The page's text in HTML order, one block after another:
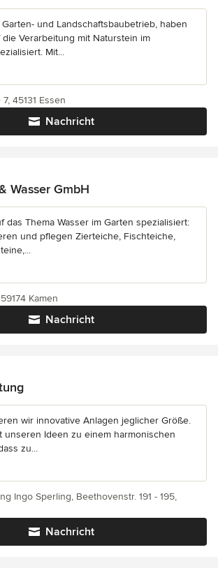
und Landschaftsbaubetrieb, haben
Verarbeitung mit Naturstein im
Mit...
Nachricht
45131 Essen
Wasser GmbH
das Thema Wasser im Garten spezialisiert:
und pflegen Zierteiche, Fischteiche,
Nachricht
Kamen
wir innovative Anlagen jeglicher Größe.
unseren Ideen zu einem harmonischen
zu...
Nachricht
Ingo Sperling, Beethovenstr. 191 - 195,